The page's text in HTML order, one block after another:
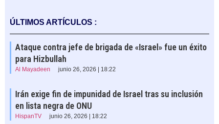
ÚLTIMOS ARTÍCULOS :
Ataque contra jefe de brigada de «Israel» fue un éxito
para Hizbullah
Al Mayadeen junio 26, 2026 | 18:22
Irán exige fin de impunidad de Israel tras su inclusión
en lista negra de ONU
HispanTV junio 26, 2026 | 18:22